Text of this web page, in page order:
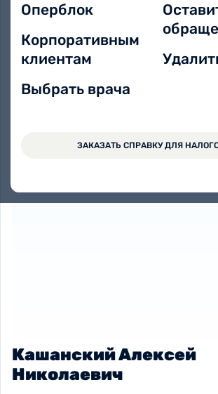
Оперблок
Корпоративным
клиентам
Выбрать врача
ЗАКАЗАТЬ СПРАВКУ ДЛЯ
Кашанский Алексей
Николаевич